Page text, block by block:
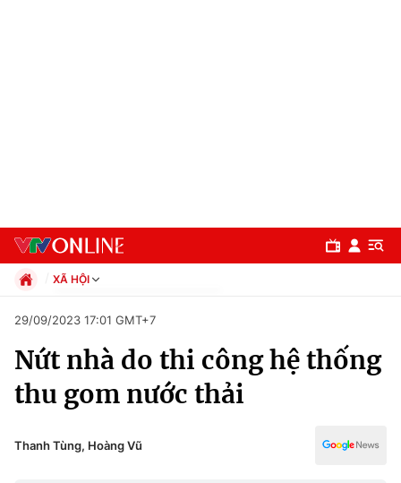
Chuyên mục
Chính trị
XÃ HỘI
Xã hội
Pháp luật
Thể thao
Văn hóa - Giải trí
29/09/2023 17:01 GMT+7
Nứt nhà do thi công hệ thống
thu gom nước thải
Thanh Tùng, Hoàng Vũ